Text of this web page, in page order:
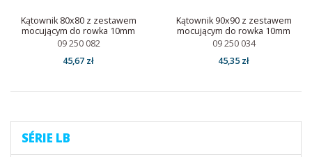
Kątownik 80x80 z zestawem
mocującym do rowka 10mm
09 250 082
45,67 zł
Kątownik 90x90 z zestawem
mocującym do rowka 10mm
09 250 034
45,35 zł
SÉRIE LB